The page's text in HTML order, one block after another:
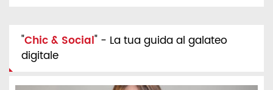
"Chic & Social" - La tua guida al galateo
digitale